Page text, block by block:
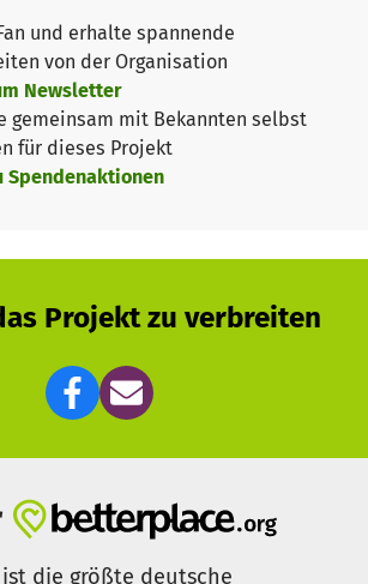
und möglicheAuswege
.
wo wir Gruppen von jungen Menschen
z.B. in Wohngruppen oder an Schulen.
Workshops immer im Frau-
und wir sind:
um mit unseren Workshops zu
zu kommen.
und erhalte spannende
von der Organisation
Newsletter
gemeinsam mit Bekannten selbst
für dieses Projekt
Spendenaktionen
Projekt zu verbreiten
die größte deutsche